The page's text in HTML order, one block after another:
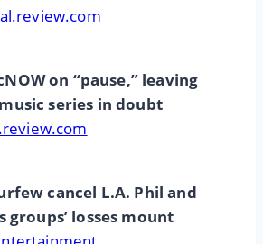
on “pause,” leaving
series in doubt
cancel L.A. Phil and
groups’ losses mount